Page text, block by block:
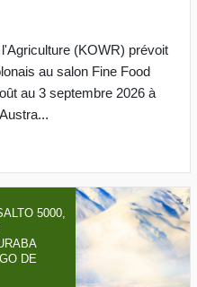
(KOWR) prévoit
au salon Fine Food
au 3 septembre 2026 à
5000,
DE